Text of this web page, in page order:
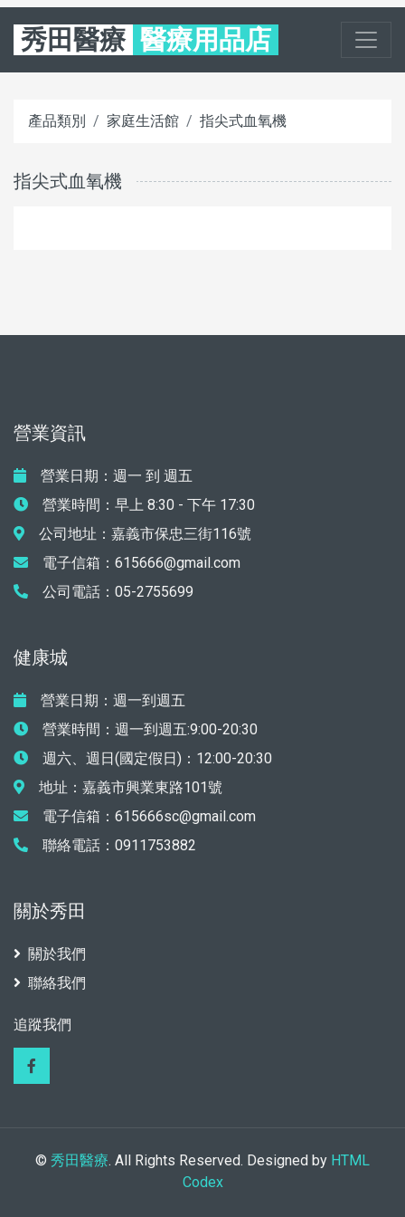
秀田醫療 醫療用品店
產品類別 家庭生活館 指尖式血氧機
指尖式血氧機
營業資訊
營業日期：週一 到 週五
營業時間：早上 8:30 - 下午 17:30
公司地址：嘉義市保忠三街116號
電子信箱：615666@gmail.com
公司電話：05-2755699
健康城
營業日期：週一到週五
營業時間：週一到週五:9:00-20:30
週六、週日(國定假日)：12:00-20:30
地址：嘉義市興業東路101號
電子信箱：615666sc@gmail.com
聯絡電話：0911753882
關於秀田
關於我們
聯絡我們
追蹤我們
© 秀田醫療. All Rights Reserved. Designed by HTML
Codex